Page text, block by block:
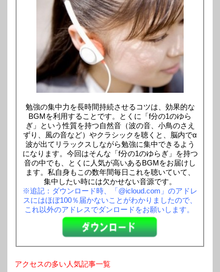
勉強の集中力を長時間持続させるコツは、効果的な
BGMを利用することです。とくに「f分の1のゆら
ぎ」という性質を持つ自然音（波の音、小鳥のさえ
ずり、風の音など）やクラシックを聴くと、脳内でα
波が出てリラックスしながら勉強に集中できるよう
になります。今回はそんな「f分の1のゆらぎ」を持つ
音の中でも、とくに人気が高いあるBGMをお届けし
ます。私自身もこの数年間毎日これを聴いていて、
集中したい時には欠かせない音源です。
※追記：ダウンロード時、「@icloud.com」のアドレ
スにはほぼ100％届かないことがわかりましたので、
これ以外のアドレスでダンロードをお願いします。
アクセスの多い人気記事一覧